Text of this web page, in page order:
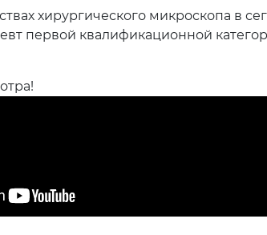
хирургического микроскопа в
первой квалификационной